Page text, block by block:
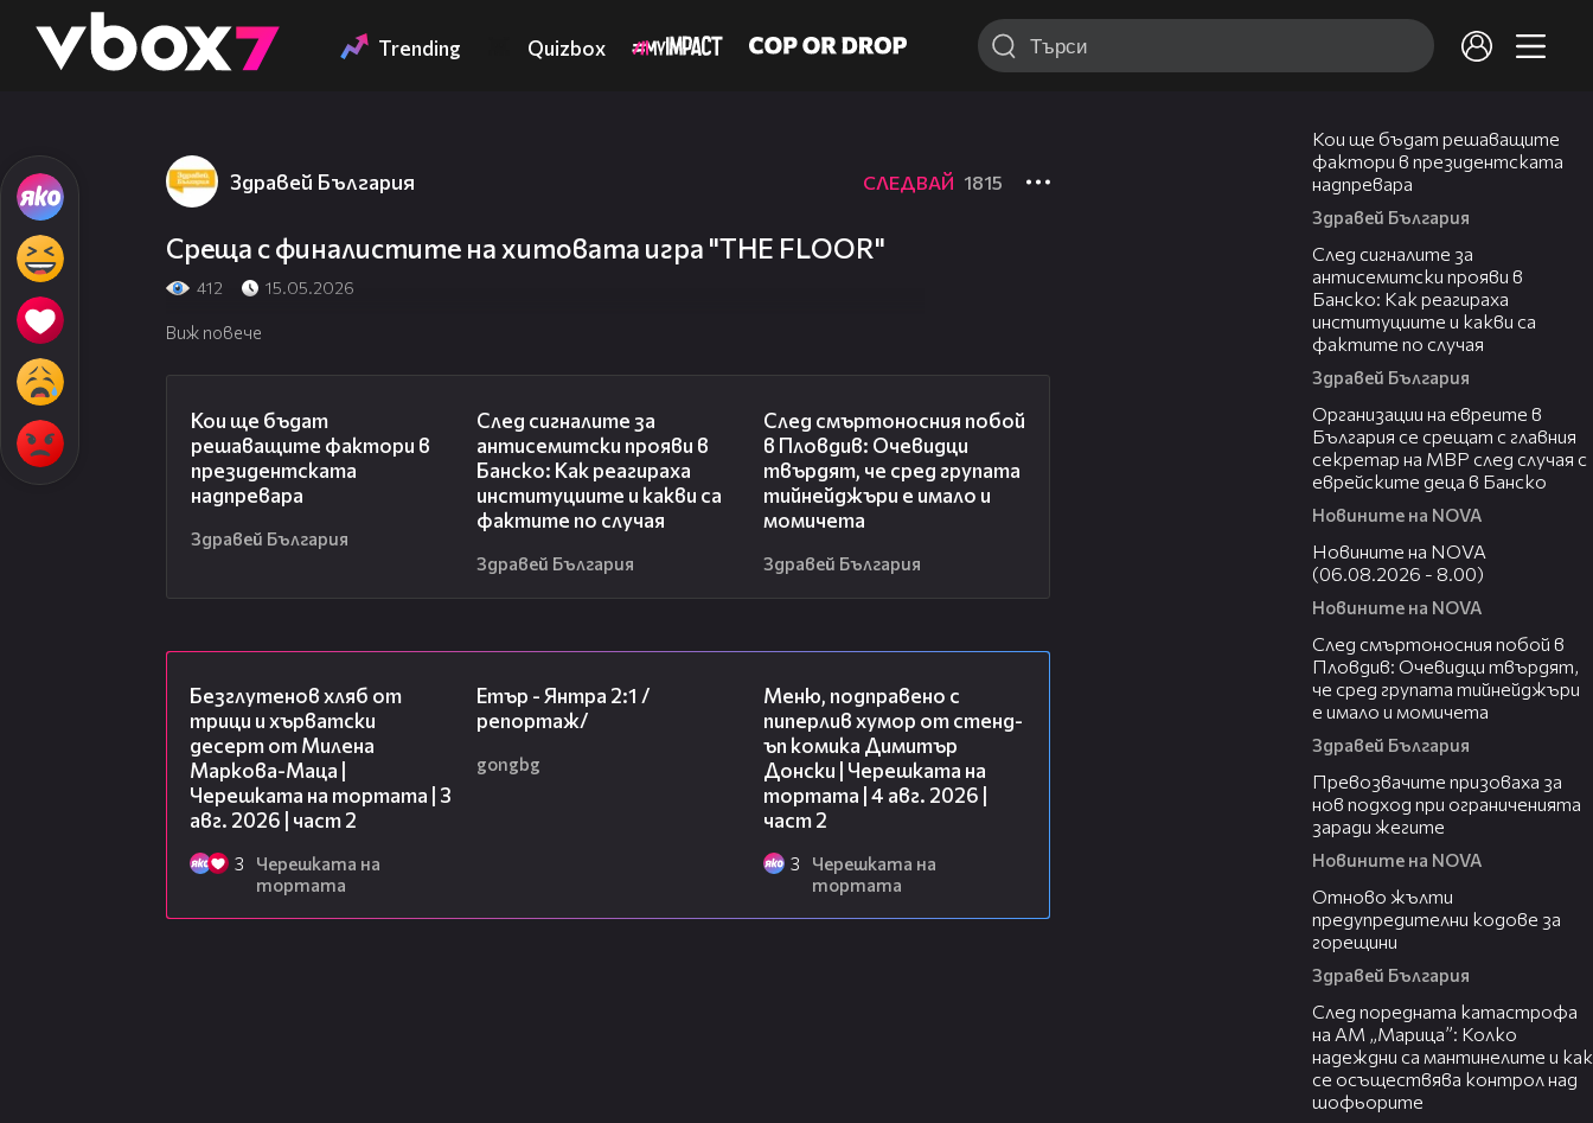
👾 Trending Quizbox
Здравей България СЛЕДВАЙ 1815
Среща с финалистите на хитовата игра "THE FLOOR"
412 15.05.2026
Виж повече
Кои ще бъдат
решаващите фактори в
президентската
надпревара
Здравей България
След сигналите за
антисемитски прояви в
Банско: Как реагираха
институциите и какви са
фактите по случая
Здравей България
След смъртоносния побой
в Пловдив: Очевидци
твърдят, че сред групата
тийнейджъри е имало и
момичета
Здравей България
Безглутенов хляб от
трици и хърватски
десерт от Милена
Маркова-Маца |
Черешката на тортата | 3
авг. 2026 | част 2
3
Черешката на
тортата
Етър - Янтра 2:1 /
репортаж/
gongbg
Меню, подправено с
пиперлив хумор от стенд-
ъп комика Димитър
Донски | Черешката на
тортата | 4 авг. 2026 |
част 2
3
Черешката на
тортата
Кои ще бъдат решаващите
фактори в президентската
надпревара
Здравей България
След сигналите за
антисемитски прояви в
Банско: Как реагираха
институциите и какви са
фактите по случая
Здравей България
Организации на евреите в
България се срещат с главния
секретар на МВР след случая с
еврейските деца в Банско
Новините на NOVA
Новините на NOVA
(06.08.2026 - 8.00)
Новините на NOVA
След смъртоносния побой в
Пловдив: Очевидци твърдят,
че сред групата тийнейджъри
е имало и момичета
Здравей България
Превозвачите призоваха за
нов подход при ограниченията
заради жегите
Новините на NOVA
Отново жълти
предупредителни кодове за
горещини
Здравей България
След поредната катастрофа
на АМ „Марица”: Колко
надеждни са мантинелите и как
се осъществява контрол над
шофьорите